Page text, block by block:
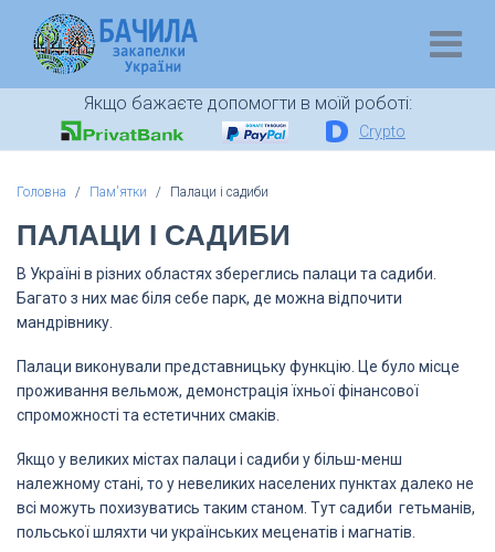
Якщо бажаєте допомогти в моїй роботі:
Crypto
Головна Пам'ятки Палаци і садиби
ПАЛАЦИ І САДИБИ
В Україні в різних областях збереглись палаци та садиби.
Багато з них має біля себе парк, де можна відпочити
мандрівнику.
Палаци виконували представницьку функцію. Це було місце
проживання вельмож, демонстрація їхньої фінансової
спроможності та естетичних смаків.
Якщо у великих містах палаци і садиби у більш-менш
належному стані, то у невеликих населених пунктах далеко не
всі можуть похизуватись таким станом. Тут садиби гетьманів,
польської шляхти чи українських меценатів і магнатів.